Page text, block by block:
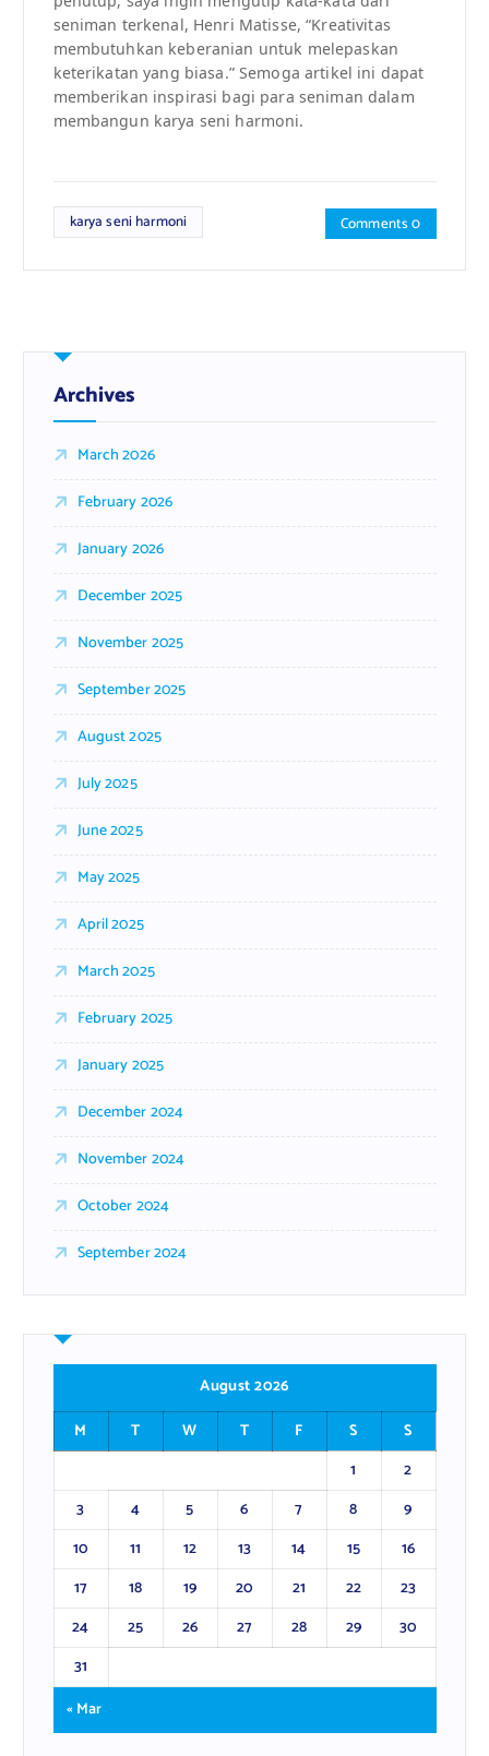
seniman terkenal, Henri Matisse, “Kreativitas
membutuhkan keberanian untuk melepaskan
keterikatan yang biasa.” Semoga artikel ini dapat
memberikan inspirasi bagi para seniman dalam
membangun karya seni harmoni.
karya seni harmoni Comments 0
Archives
March 2026
February 2026
January 2026
December 2025
November 2025
September 2025
August 2025
July 2025
June 2025
May 2025
April 2025
March 2025
February 2025
January 2025
December 2024
November 2024
October 2024
September 2024
August 2026
M
T W T F S
S
1
2
3
4 5 6 7 8
9
10
11 12 13 14 15
16
17
18 19 20 21 22
23
24
25 26 27 28 29
30
31
« Mar